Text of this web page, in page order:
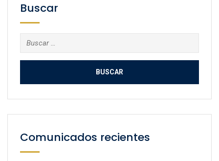
Buscar
Buscar:
Comunicados recientes